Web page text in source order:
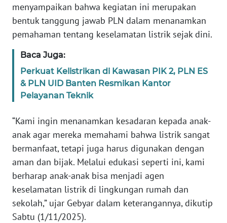
menyampaikan bahwa kegiatan ini merupakan
bentuk tanggung jawab PLN dalam menanamkan
pemahaman tentang keselamatan listrik sejak dini.
Baca Juga:
Perkuat Kelistrikan di Kawasan PIK 2, PLN ES
& PLN UID Banten Resmikan Kantor
Pelayanan Teknik
“Kami ingin menanamkan kesadaran kepada anak-
anak agar mereka memahami bahwa listrik sangat
bermanfaat, tetapi juga harus digunakan dengan
aman dan bijak. Melalui edukasi seperti ini, kami
berharap anak-anak bisa menjadi agen
keselamatan listrik di lingkungan rumah dan
sekolah,” ujar Gebyar dalam keterangannya, dikutip
Sabtu (1/11/2025).
WN
JAMBI
SULTRA
WN
NTB
WN
SULTENG
SULBAR
WN
BABEL